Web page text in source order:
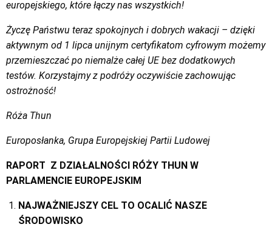
europejskiego, które łączy nas wszystkich!
Życzę Państwu teraz spokojnych i dobrych wakacji – dzięki
aktywnym od 1 lipca unijnym certyfikatom cyfrowym możemy
przemieszczać po niemalże całej UE bez dodatkowych
testów. Korzystajmy z podróży oczywiście zachowując
ostrożność!
Róża Thun
Europosłanka, Grupa Europejskiej Partii Ludowej
RAPORT Z DZIAŁALNOŚCI RÓŻY THUN W
PARLAMENCIE EUROPEJSKIM
NAJWAŻNIEJSZY CEL TO OCALIĆ NASZE
ŚRODOWISKO